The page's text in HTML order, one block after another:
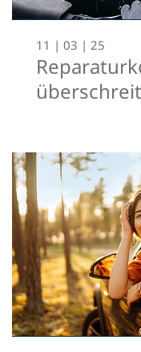
11 | 03 | 25